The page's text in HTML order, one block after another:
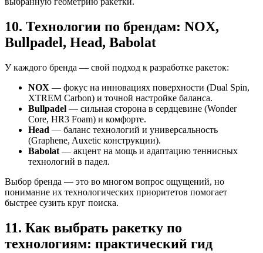
10. Технологии по брендам: NOX,
Bullpadel, Head, Babolat
У каждого бренда — свой подход к разработке ракеток:
NOX — фокус на инновациях поверхности (Dual Spin,
XTREM Carbon) и точной настройке баланса.
Bullpadel — сильная сторона в сердцевине (Wonder
Core, HR3 Foam) и комфорте.
Head — баланс технологий и универсальность
(Graphene, Auxetic конструкции).
Babolat — акцент на мощь и адаптацию теннисных
технологий в падел.
Выбор бренда — это во многом вопрос ощущений, но
понимание их технологических приоритетов помогает
быстрее сузить круг поиска.
11. Как выбрать ракетку по
технологиям: практический гид